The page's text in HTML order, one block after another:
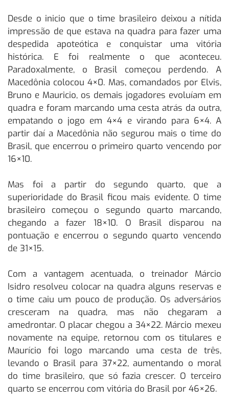
Desde o inicio que o time brasileiro deixou a nítida
impressão de que estava na quadra para fazer uma
despedida apoteótica e conquistar uma vitória
histórica. E foi realmente o que aconteceu.
Paradoxalmente, o Brasil começou perdendo. A
Macedônia colocou 4×0. Mas, comandados por Elvis,
Bruno e Mauricio, os demais jogadores evoluíam em
quadra e foram marcando uma cesta atrás da outra,
empatando o jogo em 4×4 e virando para 6×4. A
partir daí a Macedônia não segurou mais o time do
Brasil, que encerrou o primeiro quarto vencendo por
16×10.
Mas foi a partir do segundo quarto, que a
superioridade do Brasil ficou mais evidente. O time
brasileiro começou o segundo quarto marcando,
chegando a fazer 18×10. O Brasil disparou na
pontuação e encerrou o segundo quarto vencendo
de 31×15.
Com a vantagem acentuada, o treinador Márcio
Isidro resolveu colocar na quadra alguns reservas e
o time caiu um pouco de produção. Os adversários
cresceram na quadra, mas não chegaram a
amedrontar. O placar chegou a 34×22. Márcio mexeu
novamente na equipe, retornou com os titulares e
Maurício foi logo marcando uma cesta de três,
levando o Brasil para 37×22, aumentando o moral
do time brasileiro, que só fazia crescer. O terceiro
quarto se encerrou com vitória do Brasil por 46×26.